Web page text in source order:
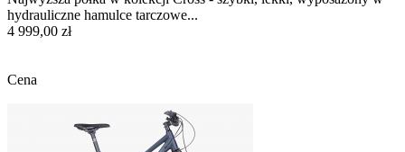
hydrauliczne hamulce tarczowe...
4 999,00 zł
Cena